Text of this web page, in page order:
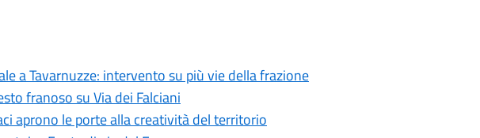
a Tavarnuzze: intervento su più vie della frazione
franoso su Via dei Falciani
aprono le porte alla creatività del territorio